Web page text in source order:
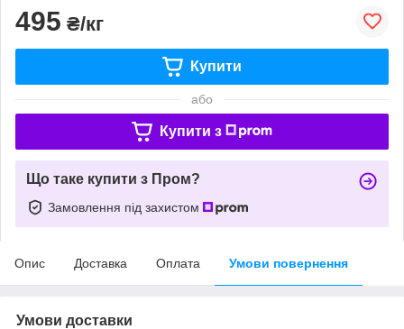
495 ₴/кг
Купити
або
Купити з
Що таке купити з Пром?
Замовлення під захистом
Опис Доставка Оплата Умови повернення
Умови доставки